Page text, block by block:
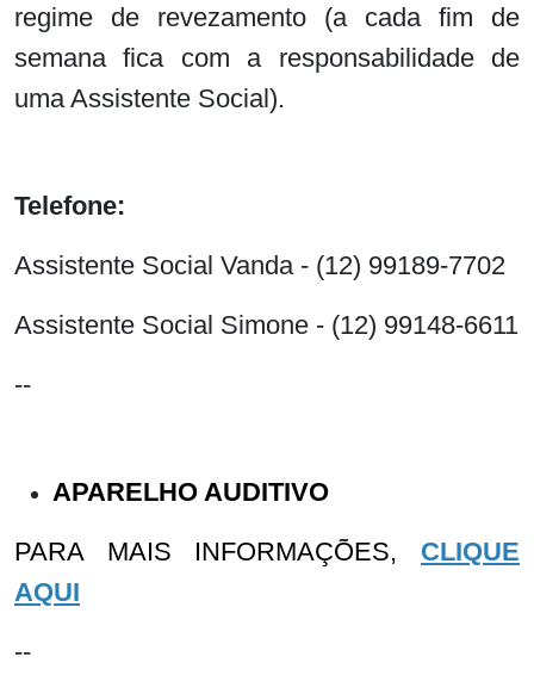
regime de revezamento (a cada fim de
semana fica com a responsabilidade de
uma Assistente Social).
Telefone:
Assistente Social Vanda - (12) 99189-7702
Assistente Social Simone - (12) 99148-6611
--
APARELHO AUDITIVO
PARA MAIS INFORMAÇÕES,
CLIQUE
AQUI
--